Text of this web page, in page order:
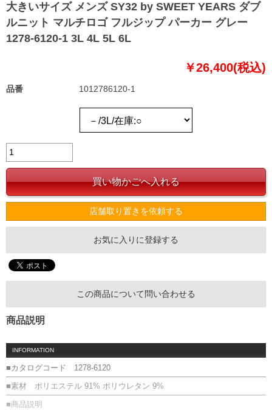
大きいサイズ メンズ SY32 by SWEET YEARS ダブ
ルニット マルチロゴ フルジップ パーカー グレー
1278-6120-1 3L 4L 5L 6L
￥26,400(税込)
品番 1012786120-1
店舗取り置きを依頼する
お気に入りに登録する
この商品について問い合わせる
商品説明
INFORMATION
■カタログコード 1278-6120
■素材 ポリエステル 91% ポリウレタン 9%
■商品説明